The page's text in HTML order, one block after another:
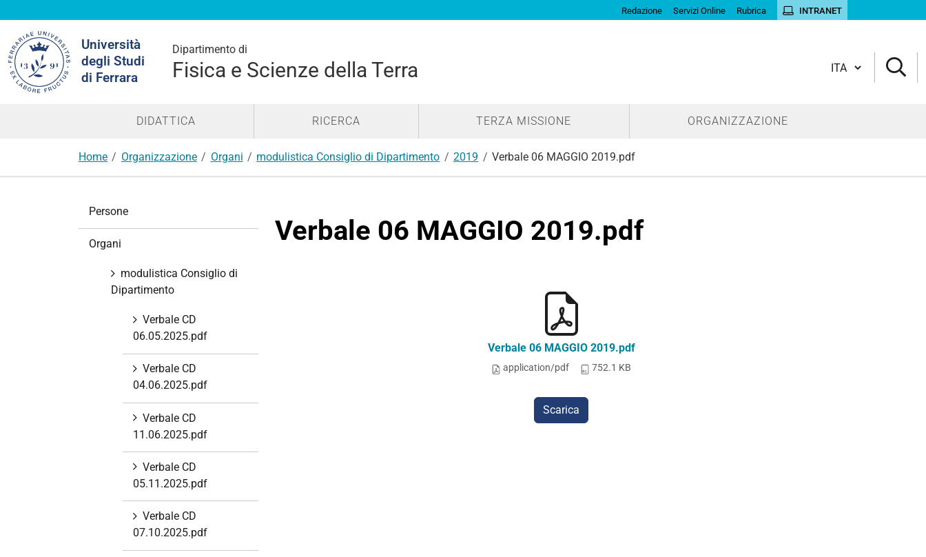
Redazione Servizi Online Rubrica INTRANET
Università
degli Studi
di Ferrara
Dipartimento di
Fisica e Scienze della Terra
nel
sito
Cambia lingua
DIDATTICA RICERCA TERZA MISSIONE ORGANIZZAZIONE
Home Organizzazione Organi modulistica Consiglio di Dipartimento 2019 Verbale 06 MAGGIO 2019.pdf
Verbale 06 MAGGIO 2019.pdf
Verbale 06 MAGGIO 2019.pdf
application/pdf 752.1 KB
Scarica
Persone
Organi
modulistica Consiglio di
Dipartimento
Verbale CD
06.05.2025.pdf
Verbale CD
04.06.2025.pdf
Verbale CD
11.06.2025.pdf
Verbale CD
05.11.2025.pdf
Verbale CD
07.10.2025.pdf